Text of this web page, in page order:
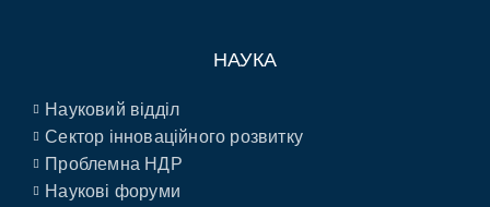
НАУКА
Науковий відділ
Сектор інноваційного розвитку
Проблемна НДР
Наукові форуми